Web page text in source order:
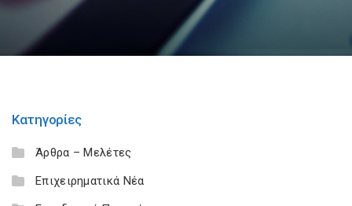
Κατηγορίες
Άρθρα – Μελέτες
Επιχειρηματικά Νέα